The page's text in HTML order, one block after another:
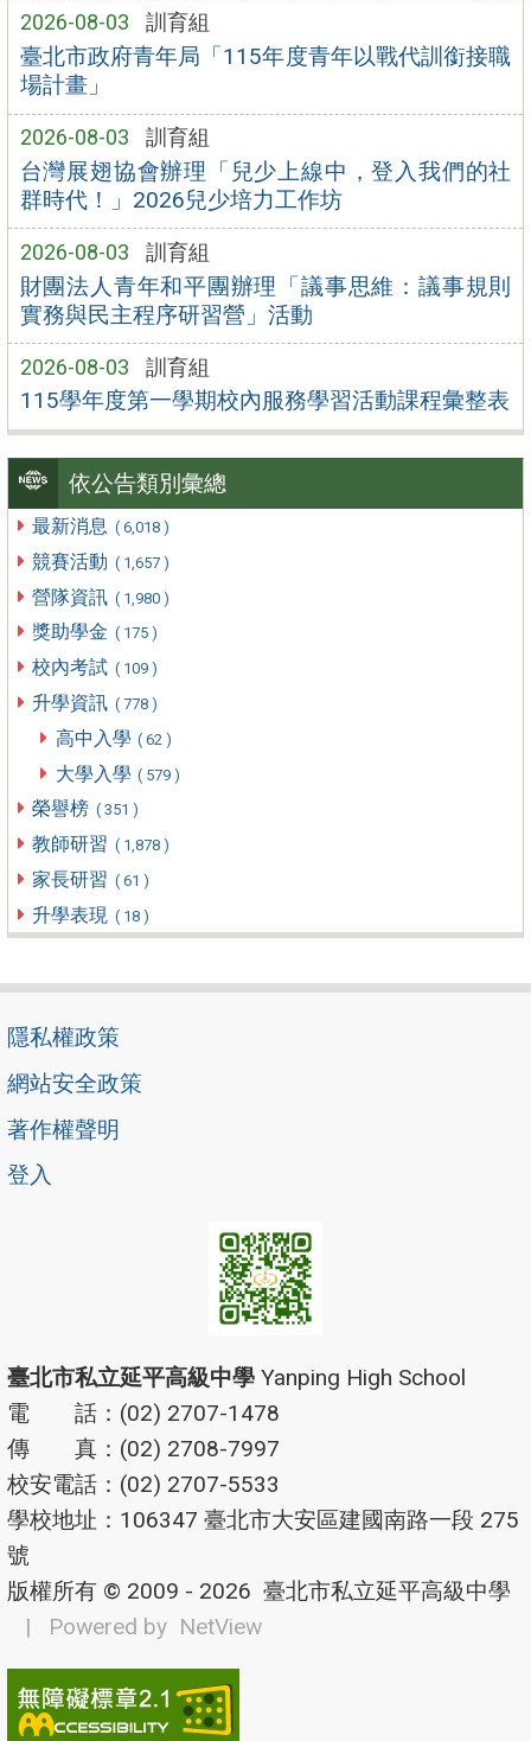
2026-08-03 訓育組
臺北市政府青年局「115年度青年以戰代訓銜接職
場計畫」
2026-08-03 訓育組
台灣展翅協會辦理「兒少上線中，登入我們的社
群時代！」2026兒少培力工作坊
2026-08-03 訓育組
財團法人青年和平團辦理「議事思維：議事規則
實務與民主程序研習營」活動
2026-08-03 訓育組
115學年度第一學期校內服務學習活動課程彙整表
依公告類別彙總
最新消息 ( 6,018 )
競賽活動 ( 1,657 )
營隊資訊 ( 1,980 )
獎助學金 ( 175 )
校內考試 ( 109 )
升學資訊 ( 778 )
高中入學 ( 62 )
大學入學 ( 579 )
榮譽榜 ( 351 )
教師研習 ( 1,878 )
家長研習 ( 61 )
升學表現 ( 18 )
隱私權政策
網站安全政策
著作權聲明
登入
臺北市私立延平高級中學 Yanping High School
電 話：(02) 2707-1478
傳 真：(02) 2708-7997
校安電話：(02) 2707-5533
學校地址：106347 臺北市大安區建國南路一段 275
號
版權所有 © 2009 - 2026 臺北市私立延平高級中學
| Powered by NetView